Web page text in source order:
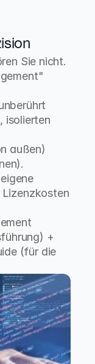
Sie nicht.
isolierten
außen)
+
(für die